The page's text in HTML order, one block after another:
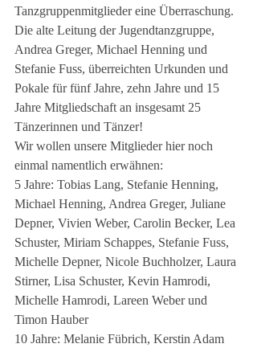
Tanzgruppenmitglieder eine Überraschung.
Die alte Leitung der Jugendtanzgruppe,
Andrea Greger, Michael Henning und
Stefanie Fuss, überreichten Urkunden und
Pokale für fünf Jahre, zehn Jahre und 15
Jahre Mitgliedschaft an insgesamt 25
Tänzerinnen und Tänzer!
Wir wollen unsere Mitglieder hier noch
einmal namentlich erwähnen:
5 Jahre: Tobias Lang, Stefanie Henning,
Michael Henning, Andrea Greger, Juliane
Depner, Vivien Weber, Carolin Becker, Lea
Schuster, Miriam Schappes, Stefanie Fuss,
Michelle Depner, Nicole Buchholzer, Laura
Stirner, Lisa Schuster, Kevin Hamrodi,
Michelle Hamrodi, Lareen Weber und
Timon Hauber
10 Jahre: Melanie Fübrich, Kerstin Adam